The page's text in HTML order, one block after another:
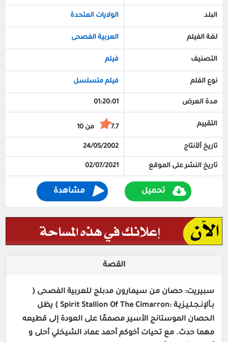
البلد الولايات المتحدة
لغة الفيلم العربية الفصحى
التصنيف فيلم
نوع الفلم فيلم متسلسل
مدة العرض 01:20:01
التقييم 7.7 من 10
تاريخ ألأنتاج 24/05/2002
تاريخ النشر على الموقع 02/07/2021
تحميل مشاهدة
القصة
سبيريت: حصان من سيمارون مدبلج للعربية الفصحى (
بـألإنـجـلـيـزيـة :Spirit Stallion Of The Cimarron ) يظل
الحصان الموستانج الأسير مصممًا على العودة إلى قطيعه
مهما حدث. مع تحيات أخوكم أحمد عماد الشيخلي أحلى و